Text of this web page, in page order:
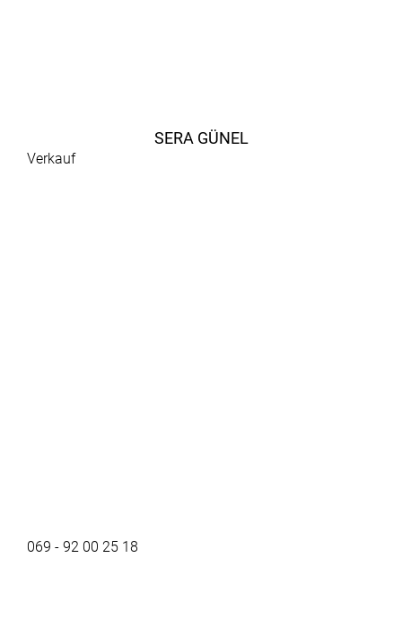
SERA GÜNEL
Verkauf
069 - 92 00 25 18